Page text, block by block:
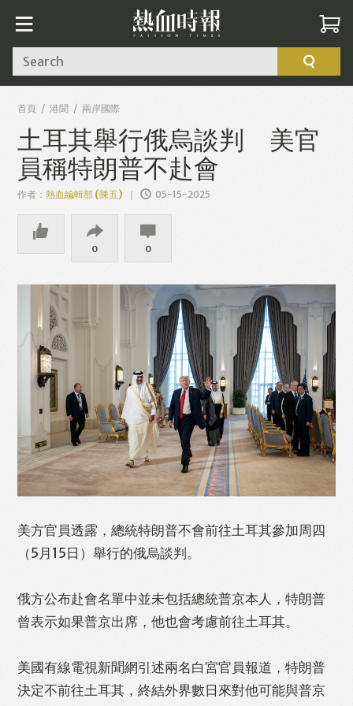
Like Facebook Twitter Line
WhatsApp Email Print
Search
首頁 港聞 兩岸國際
土耳其舉行俄烏談判 美官
員稱特朗普不赴會
作者：熱血編輯部 (陳五) 05-15-2025
0 0
美方官員透露，總統特朗普不會前往土耳其參加周四
（5月15日）舉行的俄烏談判。
俄方公布赴會名單中並未包括總統普京本人，特朗普
曾表示如果普京出席，他也會考慮前往土耳其。
美國有線電視新聞網引述兩名白宮官員報道，特朗普
決定不前往土耳其，終結外界數日來對他可能與普京